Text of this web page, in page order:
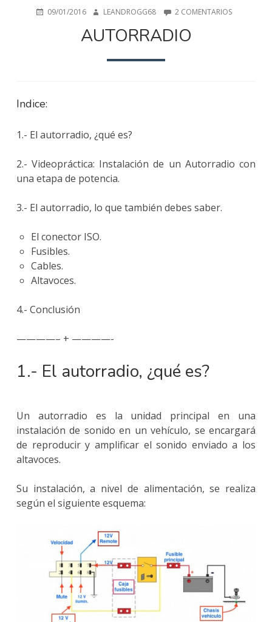
PUBLICADO
09/01/2016 AUTORLEANDROGG68 2 COMENTARIOSEN
AUTORRADIO
Indice:
1.- El autorradio, ¿qué es?
2.- Videopráctica: Instalación de un Autorradio con
una etapa de potencia.
3.- El autorradio, lo que también debes saber.
El conector ISO.
Fusibles.
Cables.
Altavoces.
4.- Conclusión
————– + ————-
1.- El autorradio, ¿qué es?
Un autorradio es la unidad principal en una
instalación de sonido en un vehículo, se encargará
de reproducir y amplificar el sonido enviado a los
altavoces.
Su instalación, a nivel de alimentación, se realiza
según el siguiente esquema: